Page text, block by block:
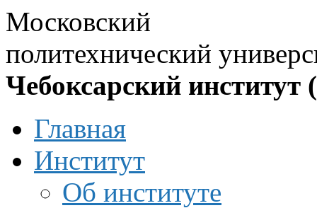
Московский
политехнический
Чебоксарский институт
Главная
Институт
Об институте